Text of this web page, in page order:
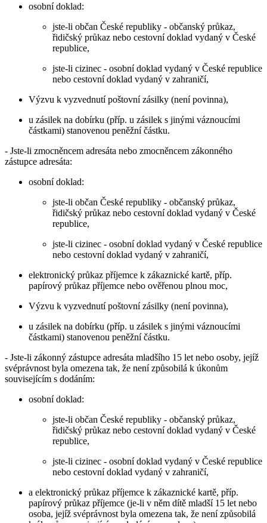
osobní doklad:
jste-li občan České republiky - občanský průkaz,
řidičský průkaz nebo cestovní doklad vydaný v České
republice,
jste-li cizinec - osobní doklad vydaný v České republice
nebo cestovní doklad vydaný v zahraničí,
Výzvu k vyzvednutí poštovní zásilky (není povinna),
u zásilek na dobírku (příp. u zásilek s jinými váznoucími
částkami) stanovenou peněžní částku.
- Jste-li zmocněncem adresáta nebo zmocněncem zákonného
zástupce adresáta:
osobní doklad:
jste-li občan České republiky - občanský průkaz,
řidičský průkaz nebo cestovní doklad vydaný v České
republice,
jste-li cizinec - osobní doklad vydaný v České republice
nebo cestovní doklad vydaný v zahraničí,
elektronický průkaz příjemce k zákaznické kartě, příp.
papírový průkaz příjemce nebo ověřenou plnou moc,
Výzvu k vyzvednutí poštovní zásilky (není povinna),
u zásilek na dobírku (příp. u zásilek s jinými váznoucími
částkami) stanovenou peněžní částku.
- Jste-li zákonný zástupce adresáta mladšího 15 let nebo osoby, jejíž
svéprávnost byla omezena tak, že není způsobilá k úkonům
souvisejícím s dodáním:
osobní doklad:
jste-li občan České republiky - občanský průkaz,
řidičský průkaz nebo cestovní doklad vydaný v České
republice,
jste-li cizinec - osobní doklad vydaný v České republice
nebo cestovní doklad vydaný v zahraničí,
a elektronický průkaz příjemce k zákaznické kartě, příp.
papírový průkaz příjemce (je-li v něm dítě mladší 15 let nebo
osoba, jejíž svéprávnost byla omezena tak, že není způsobilá